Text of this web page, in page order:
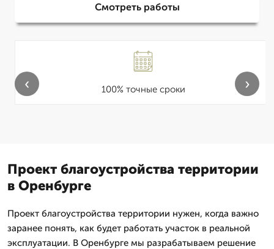
Смотреть работы
100% точные сроки
‹ ›
Проект благоустройства территории
в Оренбурге
Проект благоустройства территории нужен, когда важно
заранее понять, как будет работать участок в реальной
эксплуатации. В Оренбурге мы разрабатываем решение